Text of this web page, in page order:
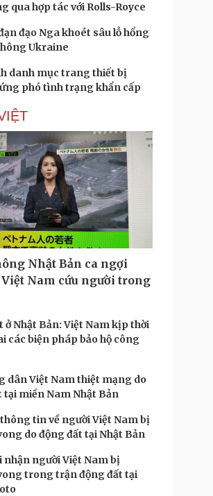
qua hợp tác với Rolls-Royce
đạo Nga khoét sâu lỗ hổng
Ukraine
danh mục trang thiết bị
phó tình trạng khẩn cấp
Nhật Bản ca ngợi
Nam cứu người trong
ở Nhật Bản: Việt Nam kịp thời
các biện pháp bảo hộ công
dân Việt Nam thiệt mạng do
tại miền Nam Nhật Bản
thông tin về người Việt Nam bị
do động đất tại Nhật Bản
nhận người Việt Nam bị
trong trận động đất tại